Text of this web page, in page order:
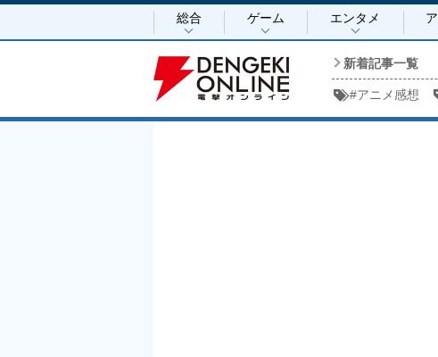
総合 ゲーム エンタメ
新着記事一覧
#アニメ感想